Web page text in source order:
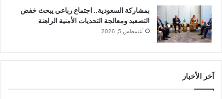
بمشاركة السعودية.. اجتماع رباعي يبحث خفض
التصعيد ومعالجة التحديات الأمنية الراهنة
أغسطس 5, 2026
آخر الأخبار